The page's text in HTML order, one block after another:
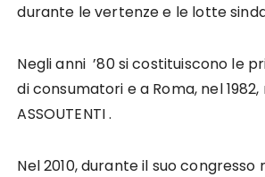
durante le vertenze e le lotte
Negli anni ’80 si costituiscono le
di consumatori e a Roma, nel
ASSOUTENTI .
Nel 2010, durante il suo congresso